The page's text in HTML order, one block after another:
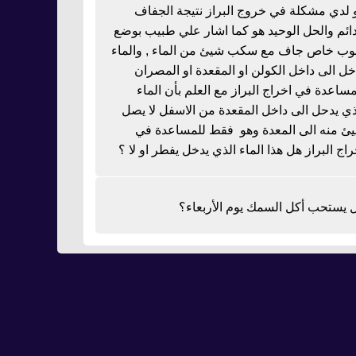
لدي مشكلة في خروج البراز نتيجة الجفاف
والحل الوحيد هو كما اشار علي طبيب بوضع
خاص جاف مع سكب شيئ من الماء , والماء
الى داخل الكولن او المقعدة او المصران
في اخراج البراز مع العلم بأن الماء
يدحل الى داخل المقعدة من الاسفل لا يصل
منه الى المعدة وهو فقط للمساعدة في
البراز هل هذا الماء الذي يدخل يفطر او لا ؟
يستحب أكل السمك يوم الأربعاء؟